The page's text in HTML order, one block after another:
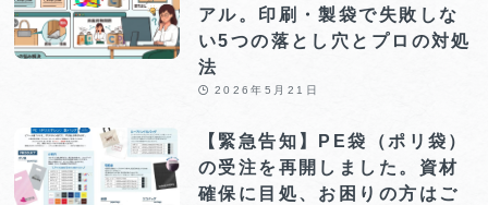
アル。印刷・製袋で失敗しな
い5つの落とし穴とプロの対処
法
2026年5月21日
【緊急告知】PE袋（ポリ袋）
の受注を再開しました。資材
確保に目処、お困りの方はご